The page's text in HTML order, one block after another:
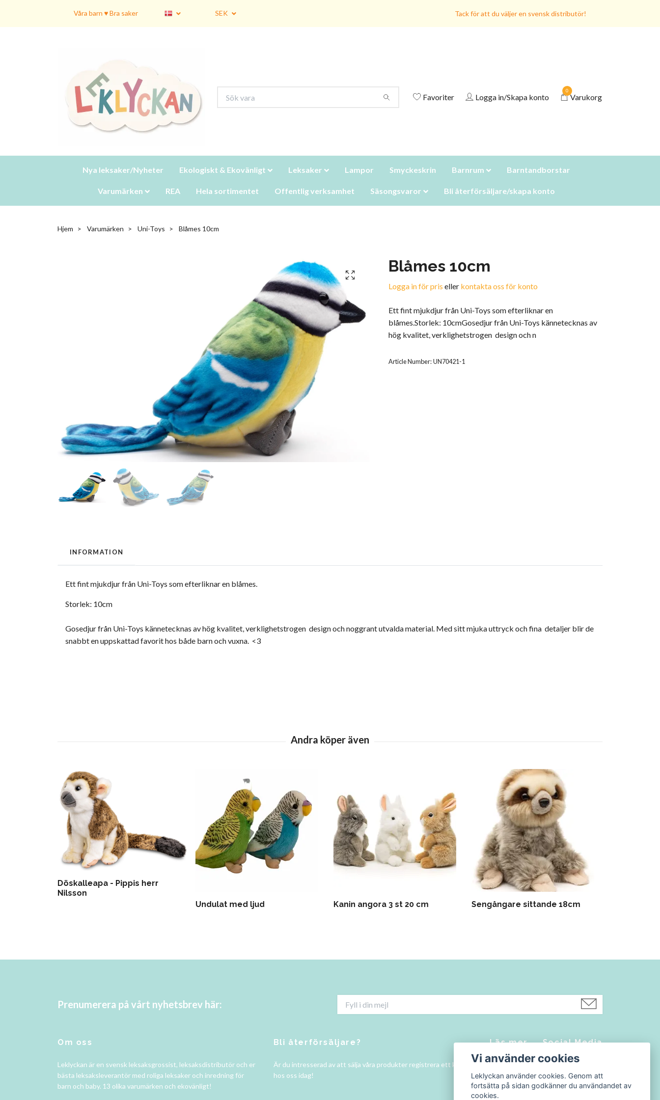
Våra barn ♥ Bra saker SEK Tack för att du väljer en svensk distributör!
Favoriter Logga in/Skapa konto
0
Varukorg
Nya leksaker/Nyheter Ekologiskt & Ekovänligt Leksaker Lampor Smyckeskrin Barnrum Barntandborstar
Varumärken REA Hela sortimentet Offentlig verksamhet Säsongsvaror Bli återförsäljare/skapa konto
Hjem Varumärken Uni-Toys Blåmes 10cm
Blåmes 10cm
Logga in för pris eller kontakta oss för konto
Ett fint mjukdjur från Uni-Toys som efterliknar en
blåmes.Storlek: 10cmGosedjur från Uni-Toys kännetecknas av
hög kvalitet, verklighetstrogen design och n
Article Number:UN70421-1
INFORMATION
Ett fint mjukdjur från Uni-Toys som efterliknar en blåmes.
Storlek: 10cm
Gosedjur från Uni-Toys kännetecknas av hög kvalitet, verklighetstrogen design och noggrant utvalda material. Med sitt mjuka uttryck och fina detaljer blir de
snabbt en uppskattad favorit hos både barn och vuxna. <3
Döskalleapa - Pippis herr
Nilsson
Undulat med ljud
Kanin angora 3 st 20 cm Sengångare sittande 18cm
Prenumerera på vårt nyhetsbrev här:
Om oss
Leklyckan är en svensk leksaksgrossist, leksaksdistributör och er
bästa leksaksleverantör med roliga leksaker och inredning för
barn och baby. 13 olika varumärken och ekovänligt!
Bli återförsäljare?
Är du intresserad av att sälja våra produkter registrera ett konto
hos oss idag!
Läs mer
Kontakt
Köpvillkor
Blogg
Social Media
Facebook
Instagram
Vi använder cookies
Leklyckan använder cookies. Genom att
fortsätta på sidan godkänner du användandet av
cookies.